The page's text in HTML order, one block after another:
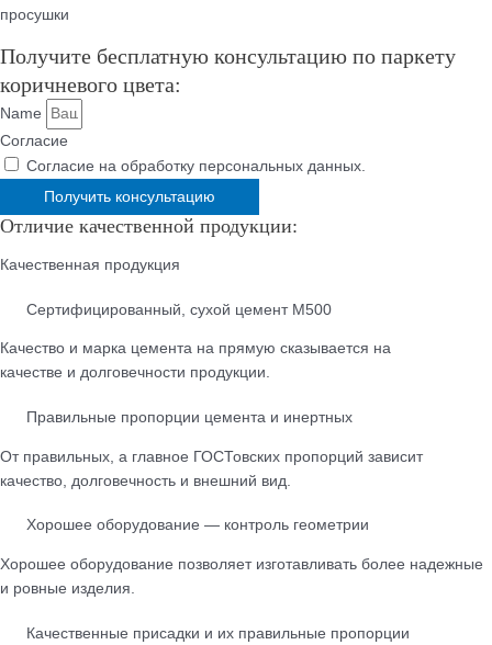
просушки
Получите бесплатную консультацию по паркету
коричневого цвета:
Name
Согласие
Согласие на обработку персональных данных.
Получить консультацию
Отличие качественной продукции:
Качественная продукция
Cертифицированный, сухой цемент М500
Качество и марка цемента на прямую сказывается на
качестве и долговечности продукции.
Правильные пропорции цемента и инертных
От правильных, а главное ГОСТовских пропорций зависит
качество, долговечность и внешний вид.
Хорошее оборудование — контроль геометрии
Хорошее оборудование позволяет изготавливать более надежные
и ровные изделия.
Качественные присадки и их правильные пропорции